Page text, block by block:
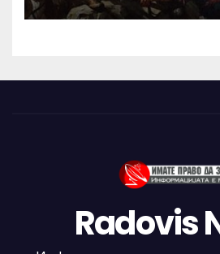
Radovis